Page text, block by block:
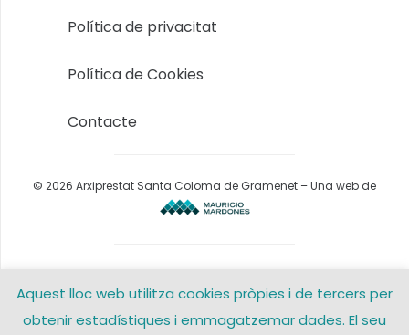
Política de privacitat
Política de Cookies
Contacte
© 2026 Arxiprestat Santa Coloma de Gramenet – Una web de
Aquest lloc web utilitza cookies pròpies i de tercers per
obtenir estadístiques i emmagatzemar dades. El seu